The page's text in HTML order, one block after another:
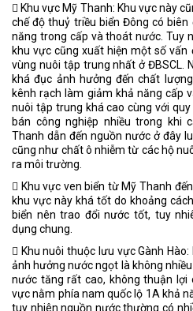
􀂃 Khu vực Mỹ Thanh: Khu vực này
chế độ thuỷ triều biển Đông có
năng trong cấp và thoát nước. Tuy
khu vực cũng xuất hiện một số
vùng nuôi tập trung nhất ở ĐBSCL.
khá đục ảnh hưởng đến chất
kênh rạch làm giảm khả năng cấp
nuôi tập trung khá cao cùng với
bán công nghiệp nhiều trong khi
Thanh dẫn đến nguồn nước ở đây
cũng như chất ô nhiễm từ các hộ
ra môi trường.
􀂃 Khu vực ven biển từ Mỹ Thanh
khu vực này khá tốt do khoảng
biển nên trao đổi nước tốt, tuy
dụng chung.
􀂃 Khu nuôi thuộc lưu vực Gành
ảnh hưởng nước ngọt là không
nước tăng rất cao, không thuận lợi
vực nằm phía nam quốc lộ 1A khả
tuy nhiên nguồn nước thường có